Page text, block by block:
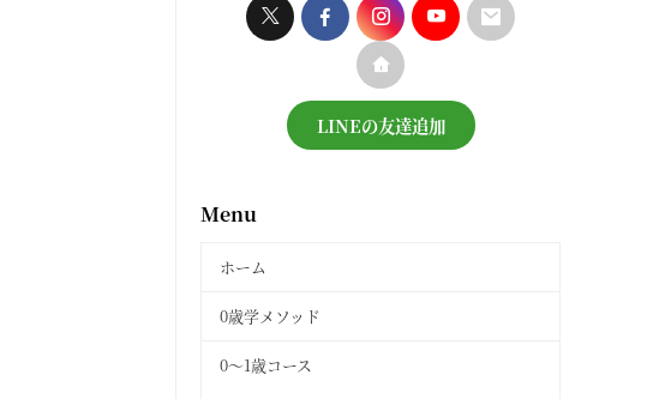
LINEの友達追加
Menu
ホーム
0歳学メソッド
0～1歳コース